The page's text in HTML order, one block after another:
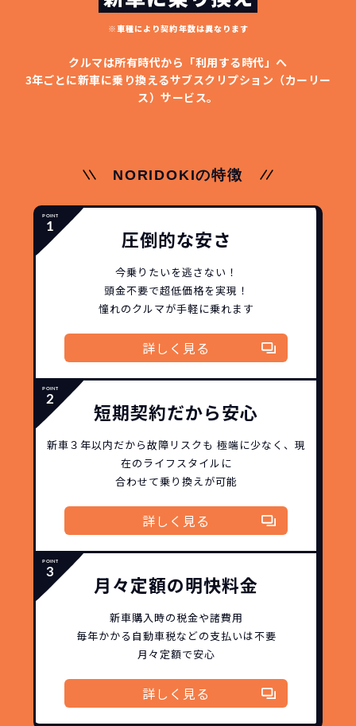
※車種により契約年数は異なります
クルマは所有時代から「利用する時代」へ
3年ごとに新車に乗り換えるサブスクリプション（カーリー
ス）サービス。
NORIDOKIの特徴
圧倒的な安さ
今乗りたいを逃さない！
頭金不要で超低価格を実現！
憧れのクルマが手軽に乗れます
詳しく見る
短期契約だから安心
新車３年以内だから故障リスクも 極端に少なく、 現
在のライフスタイルに
合わせて乗り換えが可能
詳しく見る
月々定額の明快料金
新車購入時の税金や諸費用
毎年かかる自動車税などの支払いは不要
月々定額で安心
詳しく見る